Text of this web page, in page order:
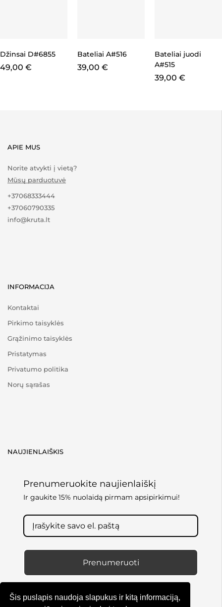
Šis puslapis naudoja slapukus ir kitą informaciją,
Džinsai D#6855
49,00 €
Bateliai A#516
39,00 €
Bateliai juodi
A#515
39,00 €
APIE MUS
Norite atvykti į vietą?
Mūsų parduotuvė
+37068333444
+37060790335
info@kruta.lt
INFORMACIJA
Kontaktai
Pirkimo taisyklės
Grąžinimo taisyklės
Pristatymas
Privatumo politika
Norų sąrašas
NAUJIENLAIŠKIS
Prenumeruokite naujienlaiškį
Ir gaukite 15% nuolaidą pirmam apsipirkimui!
Prenumeruoti